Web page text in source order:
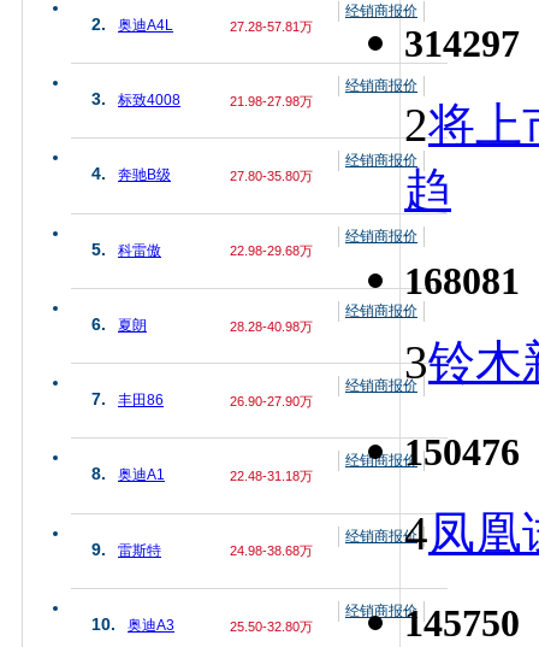
2. 奥迪A4L 27.28-57.81万
经销商报价
3. 标致4008 21.98-27.98万
经销商报价
4. 奔驰B级 27.80-35.80万
经销商报价
5. 科雷傲 22.98-29.68万
经销商报价
6. 夏朗 28.28-40.98万
经销商报价
7. 丰田86 26.90-27.90万
经销商报价
8. 奥迪A1 22.48-31.18万
经销商报价
9. 雷斯特 24.98-38.68万
经销商报价
10. 奥迪A3 25.50-32.80万
经销商报价
314297
2将上
趋
168081
3铃木
150476
4凤凰
145750